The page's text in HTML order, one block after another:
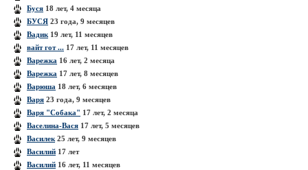
Буся 18 лет, 4 месяца
БУСЯ 23 года, 9 месяцев
Вадик 19 лет, 11 месяцев
вайт гот ... 17 лет, 11 месяцев
Варежка 16 лет, 2 месяца
Варежка 17 лет, 8 месяцев
Варюша 18 лет, 6 месяцев
Варя 23 года, 9 месяцев
Варя "Собака" 17 лет, 2 месяца
Васелина-Вася 17 лет, 5 месяцев
Василек 25 лет, 9 месяцев
Василий 17 лет
Василий 16 лет, 11 месяцев